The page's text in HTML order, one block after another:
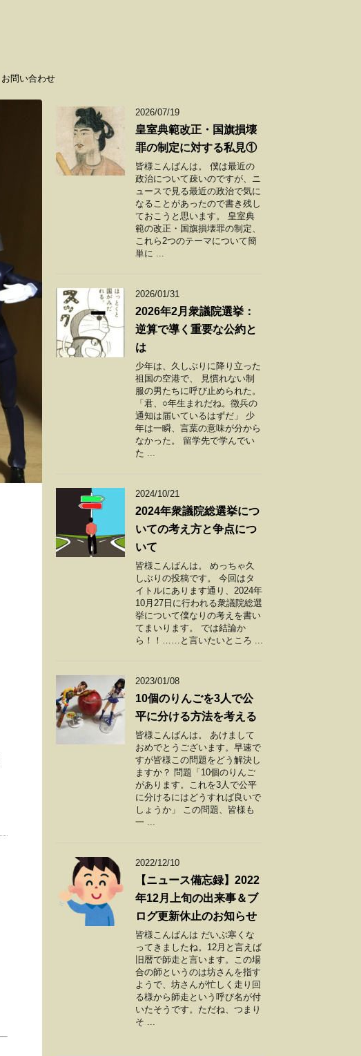
お問い合わせ
2026/07/19
皇室典範改正・国旗損壊
罪の制定に対する私見①
皆様こんばんは。 僕は最近の
政治について疎いのですが、ニ
ュースで見る最近の政治で気に
なることがあったので書き残し
ておこうと思います。 皇室典
範の改正・国旗損壊罪の制定、
これら2つのテーマについて簡
単に ...
2026/01/31
2026年2月衆議院選挙：
逆算で導く重要な公約と
は
少年は、久しぶりに降り立った
祖国の空港で、 見慣れない制
服の男たちに呼び止められた。
「君、○年生まれだね。徴兵の
通知は届いているはずだ」 少
年は一瞬、言葉の意味が分から
なかった。 留学先で学んでい
た ...
2024/10/21
2024年衆議院総選挙につ
いての考え方と争点につ
いて
皆様こんばんは。 めっちゃ久
しぶりの投稿です。 今回はタ
イトルにあります通り、2024年
10月27日に行われる衆議院総選
挙について僕なりの考えを書い
てまいります。 では結論か
ら！！……と言いたいところ ...
2023/01/08
10個のりんごを3人で公
平に分ける方法を考える
皆様こんばんは。 あけまして
おめでとうございます。早速で
すが皆様この問題をどう解決し
ますか？ 問題「10個のりんご
があります。これを3人で公平
に分けるにはどうすれば良いで
しょうか」 この問題、皆様も
一 ...
2022/12/10
【ニュース備忘録】2022
年12月上旬の出来事＆ブ
ログ更新休止のお知らせ
皆様こんばんは だいぶ寒くな
ってきましたね。12月と言えば
旧暦で師走と言います。この場
合の師というのは坊さんを指す
ようで、坊さんが忙しく走り回
る様から師走という呼び名が付
いたそうです。ただね、つまり
そ ...